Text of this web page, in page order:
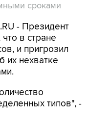
сроками
- Президент
в стране
и пригрозил
их нехватке
типов", -